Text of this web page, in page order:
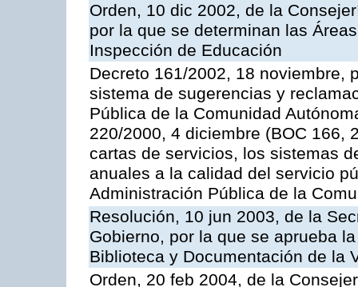
Orden, 10 dic 2002, de la
por la que se determinan las
Inspección de Educación
Decreto 161/2002, 18 noviembre,
sistema de sugerencias y
Pública de la Comunidad
220/2000, 4 diciembre (BOC 166,
cartas de servicios, los sistemas
anuales a la calidad del servicio
Administración Pública de la
Resolución, 10 jun 2003, de la
Gobierno, por la que se aprueba
Biblioteca y Documentación de la
Orden, 20 feb 2004, de la